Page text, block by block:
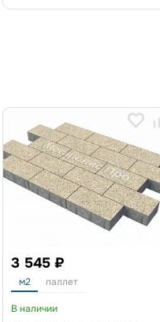
3 545 ₽
м2 паллет
В наличии